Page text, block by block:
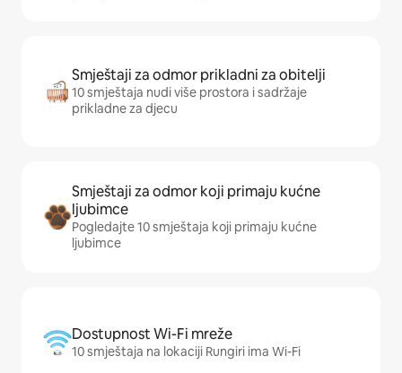
Smještaji za odmor prikladni za obitelji
10 smještaja nudi više prostora i sadržaje
prikladne za djecu
Smještaji za odmor koji primaju kućne
ljubimce
Pogledajte 10 smještaja koji primaju kućne
ljubimce
Dostupnost Wi-Fi mreže
10 smještaja na lokaciji Rungiri ima Wi-Fi